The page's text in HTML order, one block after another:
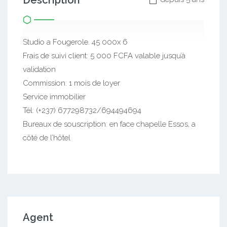
Studio a Fougerole. 45 000x 6
Frais de suivi client: 5 000 FCFA valable jusqu’à
validation
Commission: 1 mois de loyer
Service immobilier
Tél: (+237) 677298732/694494694
Bureaux de souscription: en face chapelle Essos, a
côté de l’hôtel
Agent